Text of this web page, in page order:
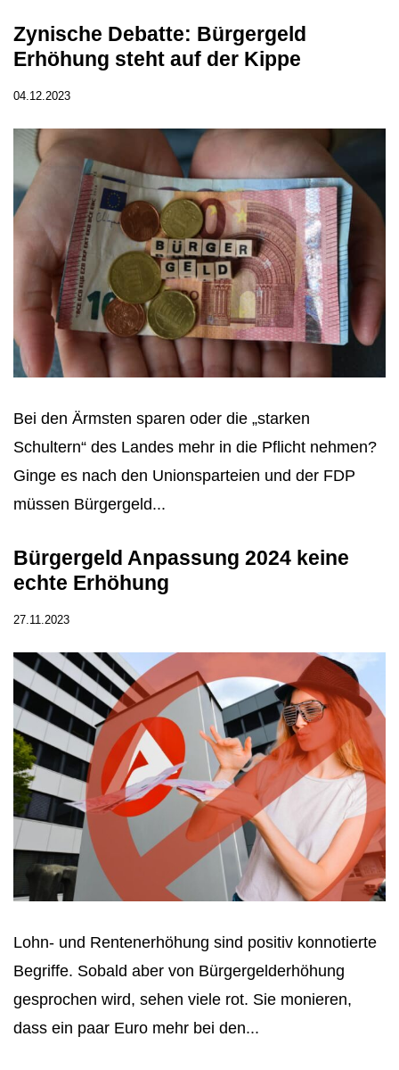
Zynische Debatte: Bürgergeld
Erhöhung steht auf der Kippe
04.12.2023
Bei den Ärmsten sparen oder die „starken
Schultern“ des Landes mehr in die Pflicht nehmen?
Ginge es nach den Unionsparteien und der FDP
müssen Bürgergeld...
Bürgergeld Anpassung 2024 keine
echte Erhöhung
27.11.2023
Lohn- und Rentenerhöhung sind positiv konnotierte
Begriffe. Sobald aber von Bürgergelderhöhung
gesprochen wird, sehen viele rot. Sie monieren,
dass ein paar Euro mehr bei den...